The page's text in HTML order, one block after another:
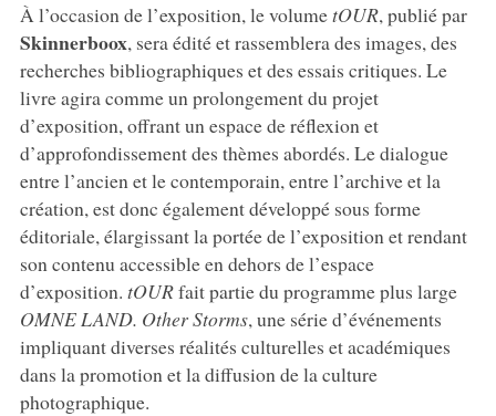
À l’occasion de l’exposition, le volumetOUR, publié par
Skinnerboox, sera édité et rassemblera des images, des
recherches bibliographiques et des essais critiques. Le
livre agira comme un prolongement du projet
d’exposition, offrant un espace de réflexion et
d’approfondissement des thèmes abordés. Le dialogue
entre l’ancien et le contemporain, entre l’archive et la
création, est donc également développé sous forme
éditoriale, élargissant la portée de l’exposition et rendant
son contenu accessible en dehors de l’espace
d’exposition. tOURfait partie du programme plus large
OMNE LAND. Other Storms, une série d’événements
impliquant diverses réalités culturelles et académiques
dans la promotion et la diffusion de la culture
photographique.